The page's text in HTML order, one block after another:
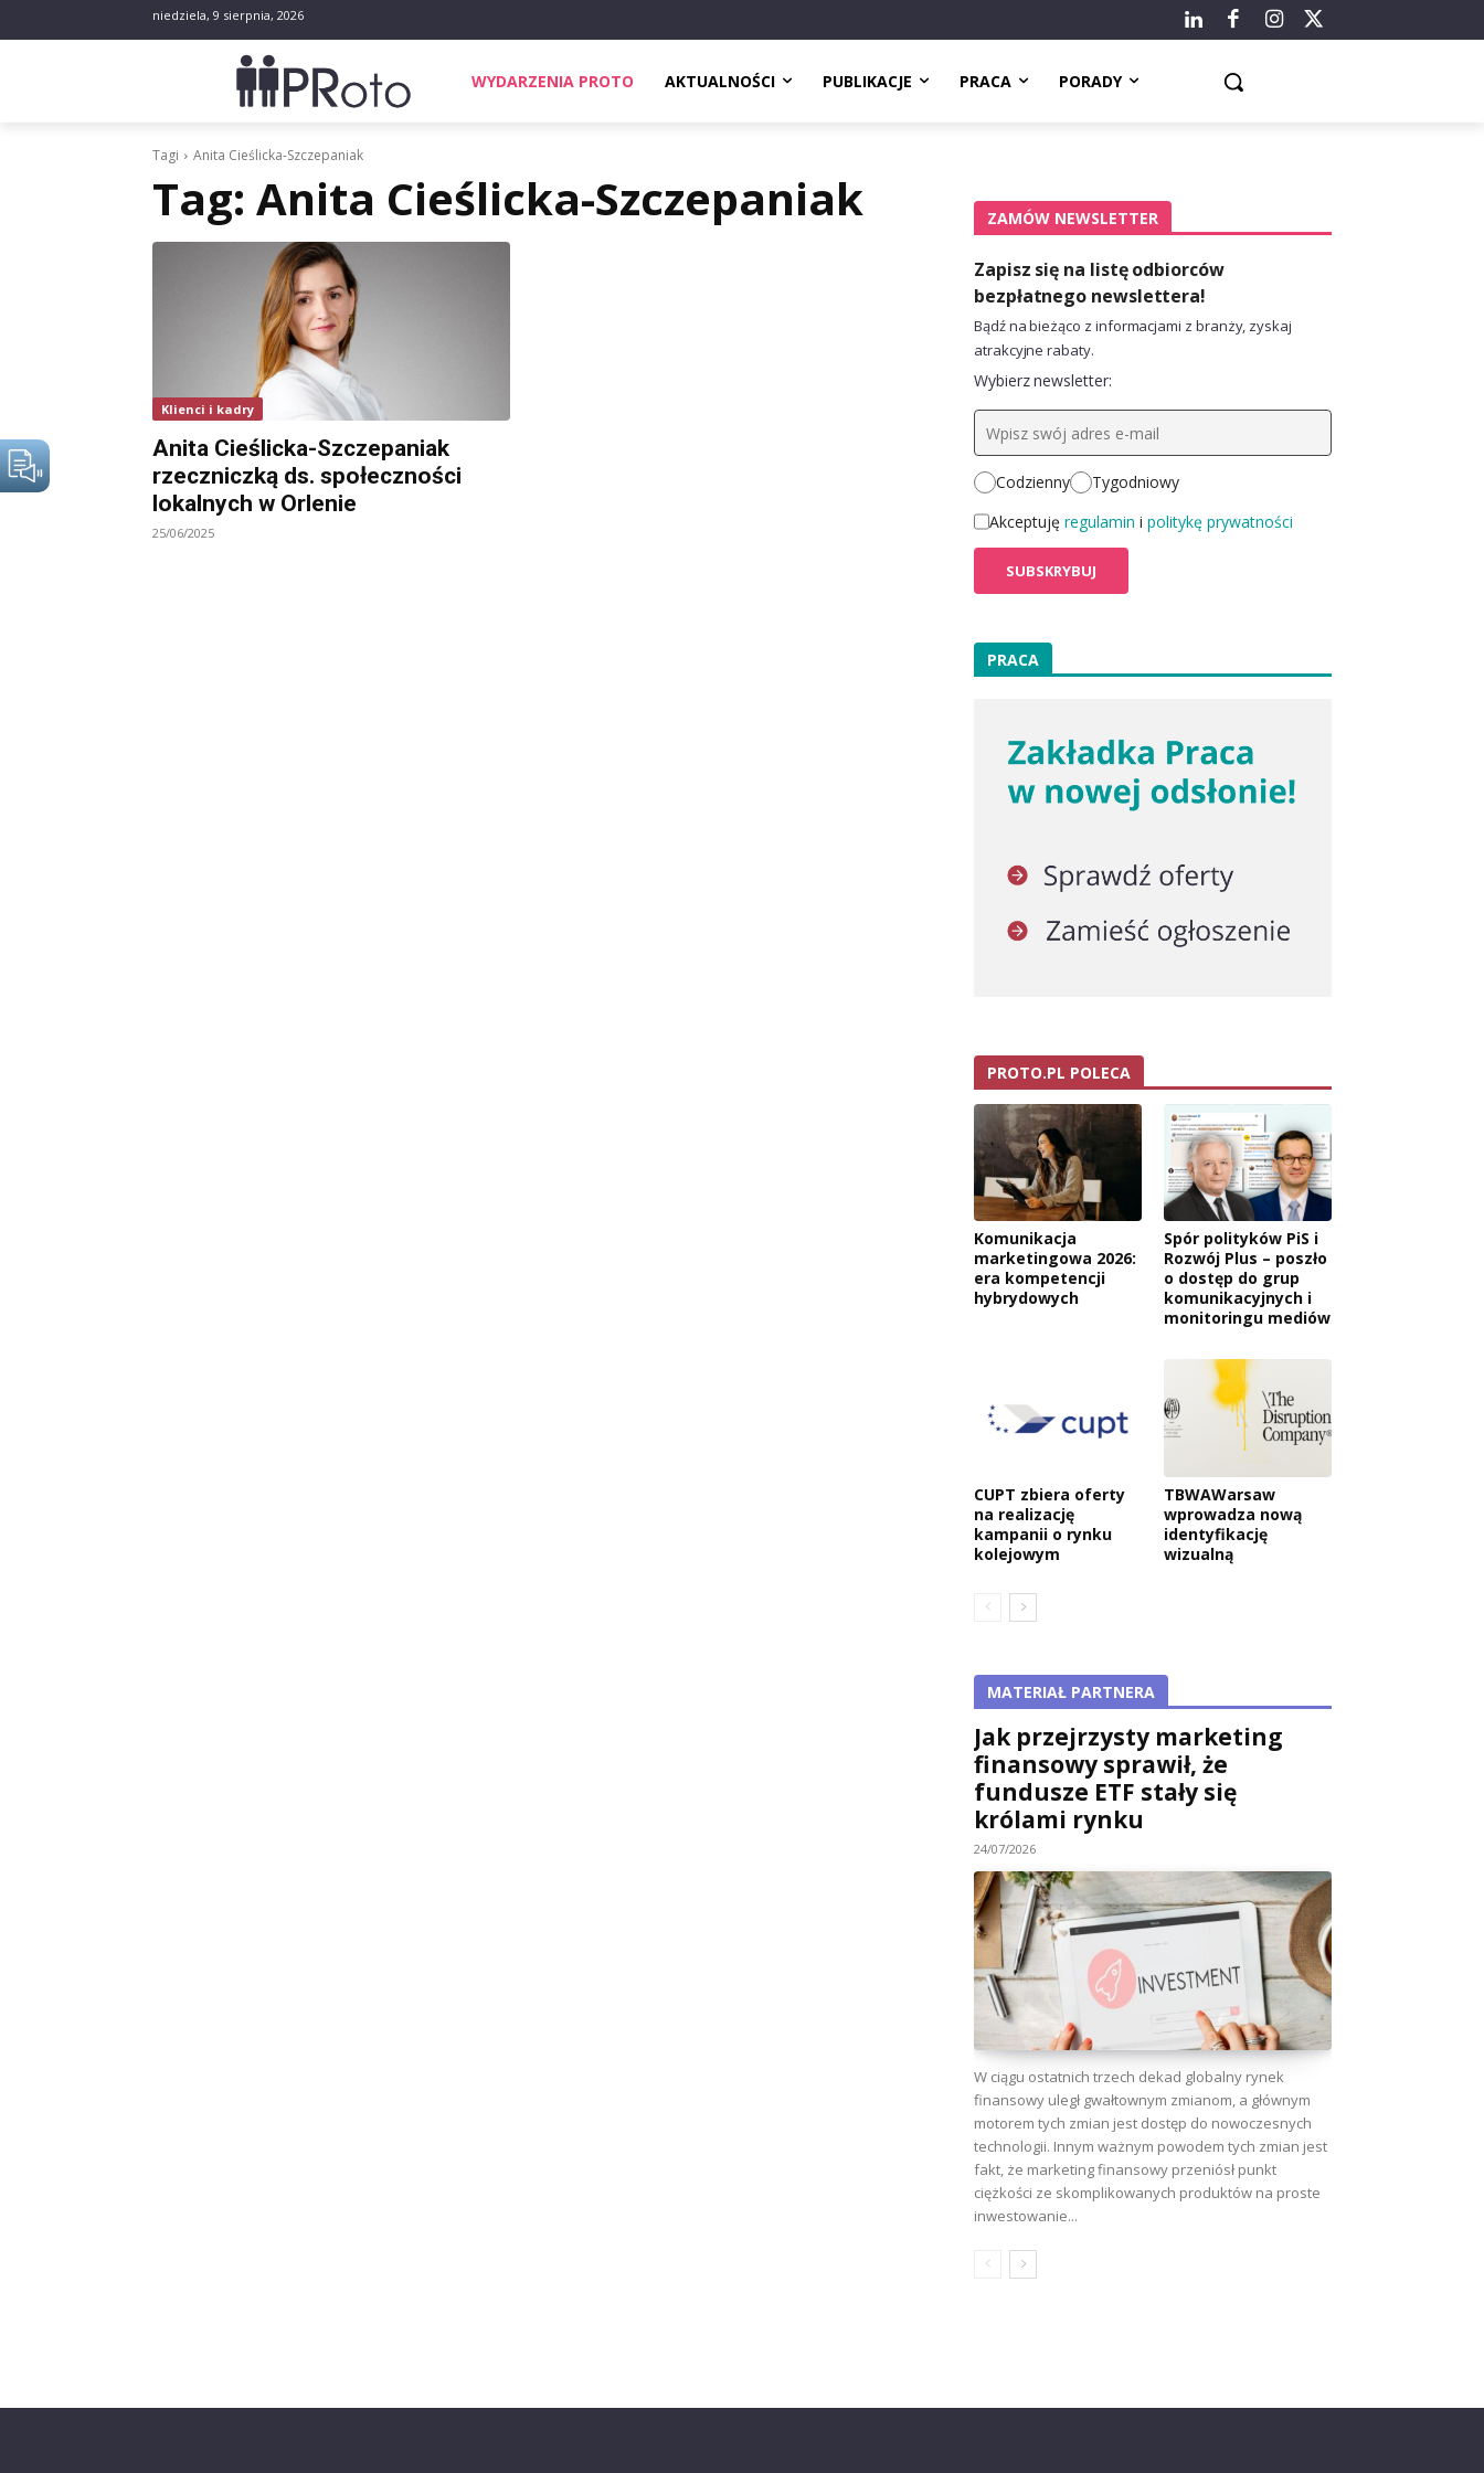
niedziela, 9 sierpnia, 2026
WYDARZENIA PROTO AKTUALNOŚCI PUBLIKACJE PRACA PORADY
Tagi Anita Cieślicka-Szczepaniak
Tag: Anita Cieślicka-Szczepaniak
Klienci i kadry
Anita Cieślicka-Szczepaniak
rzeczniczką ds. społeczności
lokalnych w Orlenie
25/06/2025
ZAMÓW NEWSLETTER
Zapisz się na listę odbiorców
bezpłatnego newslettera!
Bądź na bieżąco z informacjami z branży, zyskaj
atrakcyjne rabaty.
Wybierz newsletter:
Codzienny
Tygodniowy
Akceptuję regulamin i politykę prywatności
PRACA
PROTO.PL POLECA
Komunikacja
marketingowa 2026:
era kompetencji
hybrydowych
Spór polityków PiS i
Rozwój Plus – poszło
o dostęp do grup
komunikacyjnych i
monitoringu mediów
CUPT zbiera oferty
na realizację
kampanii o rynku
kolejowym
TBWAWarsaw
wprowadza nową
identyfikację
wizualną
MATERIAŁ PARTNERA
Jak przejrzysty marketing
finansowy sprawił, że
fundusze ETF stały się
królami rynku
24/07/2026
W ciągu ostatnich trzech dekad globalny rynek
finansowy uległ gwałtownym zmianom, a głównym
motorem tych zmian jest dostęp do nowoczesnych
technologii. Innym ważnym powodem tych zmian jest
fakt, że marketing finansowy przeniósł punkt
ciężkości ze skomplikowanych produktów na proste
inwestowanie...